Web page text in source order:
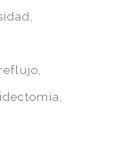
reflujo